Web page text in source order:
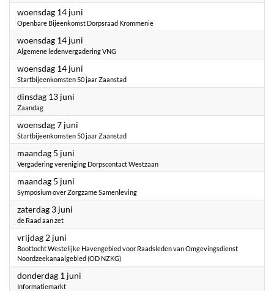
woensdag 14 juni
Openbare Bijeenkomst Dorpsraad Krommenie
woensdag 14 juni
Algemene ledenvergadering VNG
woensdag 14 juni
Startbijeenkomsten 50 jaar Zaanstad
dinsdag 13 juni
Zaandag
woensdag 7 juni
Startbijeenkomsten 50 jaar Zaanstad
maandag 5 juni
Vergadering vereniging Dorpscontact Westzaan
maandag 5 juni
Symposium over Zorgzame Samenleving
zaterdag 3 juni
de Raad aan zet
vrijdag 2 juni
Boottocht Westelijke Havengebied voor Raadsleden van Omgevingsdienst
Noordzeekanaalgebied (OD NZKG)
donderdag 1 juni
Informatiemarkt